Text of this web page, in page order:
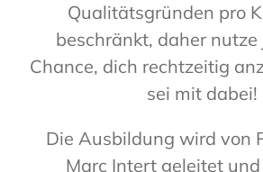
Qualitätsgründen pro
beschränkt, daher
Chance, dich rechtzeitig
sei mit dabei!
Die Ausbildung wird von
Marc Intert geleitet